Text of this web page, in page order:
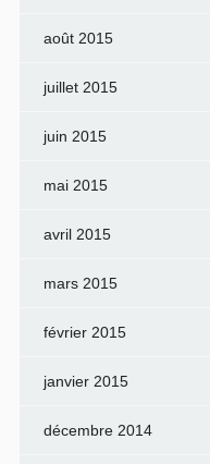
août 2015
juillet 2015
juin 2015
mai 2015
avril 2015
mars 2015
février 2015
janvier 2015
décembre 2014